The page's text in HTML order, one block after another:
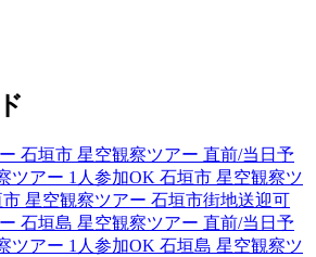
石垣市 星空観察ツアー 直前/当日予
ツアー 1人参加OK 石垣市 星空観察ツ
星空観察ツアー 石垣市街地送迎可
石垣島 星空観察ツアー 直前/当日予
ツアー 1人参加OK 石垣島 星空観察ツ